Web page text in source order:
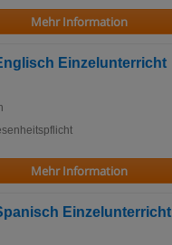
Mehr Information
Einzelunterricht
Mehr Information
Einzelunterricht